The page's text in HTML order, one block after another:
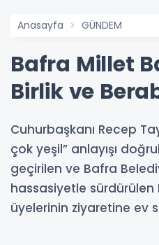
Anasayfa GÜNDEM
Bafra Millet
Birlik ve
Cuhurbaşkanı Recep
çok yeşil” anlayışı
geçirilen ve Bafra
hassasiyetle
üyelerinin ziyaretine ev